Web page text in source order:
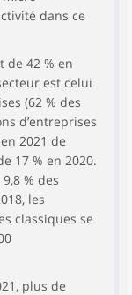
dans ce
de 42 % en
est celui
(62 % des
d’entreprises
2021 de
17 % en 2020.
% des
les
classiques se
plus de